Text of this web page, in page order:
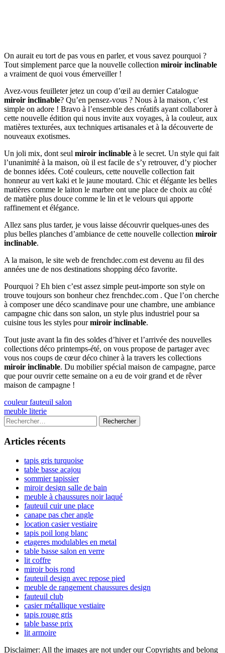
On aurait eu tort de pas vous en parler, et vous savez pourquoi ?
Tout simplement parce que la nouvelle collection miroir inclinable
a vraiment de quoi vous émerveiller !
Avez-vous feuilleter jetez un coup d’œil au dernier Catalogue
miroir inclinable? Qu’en pensez-vous ? Nous à la maison, c’est
simple on adore ! Bravo à l’ensemble des créatifs ayant collaborer à
cette nouvelle édition qui nous invite aux voyages, à la couleur, aux
matières texturées, aux techniques artisanales et à la découverte de
nouveaux exotismes.
Un joli mix, dont seul miroir inclinable à le secret. Un style qui fait
l’unanimité à la maison, où il est facile de s’y retrouver, d’y piocher
de bonnes idées. Coté couleurs, cette nouvelle collection fait
honneur au vert kaki et le jaune moutard. Chic et élégante les belles
matières comme le laiton le marbre ont une place de choix au côté
de matière plus douce comme le lin et le velours qui apporte
raffinement et élégance.
Allez sans plus tarder, je vous laisse découvrir quelques-unes des
plus belles planches d’ambiance de cette nouvelle collection miroir
inclinable.
A la maison, le site web de frenchdec.com est devenu au fil des
années une de nos destinations shopping déco favorite.
Pourquoi ? Eh bien c’est assez simple peut-importe son style on
trouve toujours son bonheur chez frenchdec.com . Que l’on cherche
à composer une déco scandinave pour une chambre, une ambiance
campagne chic dans son salon, un style plus industriel pour sa
cuisine tous les styles pourmiroir inclinable.
Tout juste avant la fin des soldes d’hiver et l’arrivée des nouvelles
collections déco printemps-été, on vous propose de partager avec
vous nos coups de cœur déco chiner à la travers les collections
miroir inclinable. Du mobilier spécial maison de campagne, parce
que pour ouvrir cette semaine on a eu de voir grand et de rêver
maison de campagne !
Navigation
de
l’article
Previous
article:
couleur fauteuil salon
Next
article:
meuble literie
Colonne
latérale
principale
Rechercher :
Articles récents
tapis gris turquoise
table basse acajou
sommier tapissier
miroir design salle de bain
meuble à chaussures noir laqué
fauteuil cuir une place
canape pas cher angle
location casier vestiaire
tapis poil long blanc
etageres modulables en metal
table basse salon en verre
lit coffre
miroir bois rond
fauteuil design avec repose pied
meuble de rangement chaussures design
fauteuil club
casier métallique vestiaire
tapis rouge gris
table basse prix
lit armoire
Disclaimer: All the images are not under our Copyrights and belong